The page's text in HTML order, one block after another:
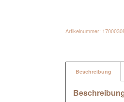
Artikelnummer:
Beschreibung